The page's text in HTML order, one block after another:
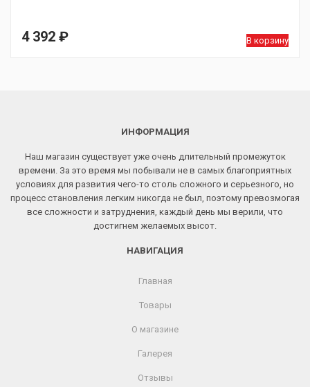
4 392 ₽ В корзину
ИНФОРМАЦИЯ
Наш магазин существует уже очень длительный промежуток
времени. За это время мы побывали не в самых благоприятных
условиях для развития чего-то столь сложного и серьезного, но
процесс становления легким никогда не был, поэтому превозмогая
все сложности и затруднения, каждый день мы верили, что
достигнем желаемых высот.
НАВИГАЦИЯ
Главная
Товары
О магазине
Галерея
Отзывы